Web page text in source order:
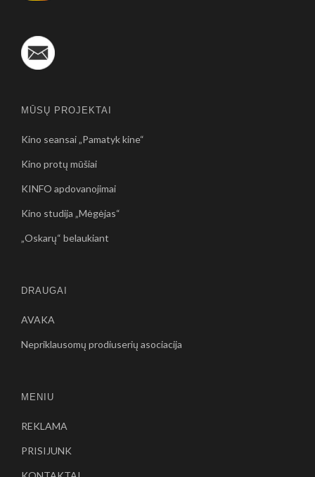
MŪSŲ PROJEKTAI
Kino seansai „Pamatyk kine“
Kino protų mūšiai
KINFO apdovanojimai
Kino studija „Mėgėjas“
„Oskarų“ belaukiant
DRAUGAI
AVAKA
Nepriklausomų prodiuserių asociacija
MENIU
REKLAMA
PRISIJUNK